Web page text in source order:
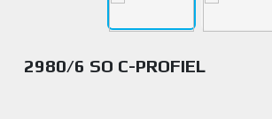
2980/6 SO C-PROFIEL